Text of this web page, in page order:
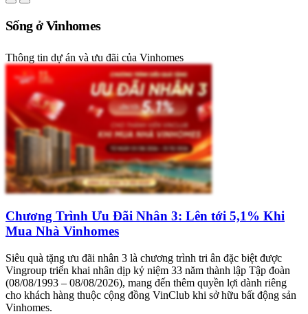
Sống ở Vinhomes
Thông tin dự án và ưu đãi của Vinhomes
Chương Trình Ưu Đãi Nhân 3: Lên tới 5,1% Khi
Mua Nhà Vinhomes
Siêu quà tặng ưu đãi nhân 3 là chương trình tri ân đặc biệt được
Vingroup triển khai nhân dịp kỷ niệm 33 năm thành lập Tập đoàn
(08/08/1993 – 08/08/2026), mang đến thêm quyền lợi dành riêng
cho khách hàng thuộc cộng đồng VinClub khi sở hữu bất động sản
Vinhomes.